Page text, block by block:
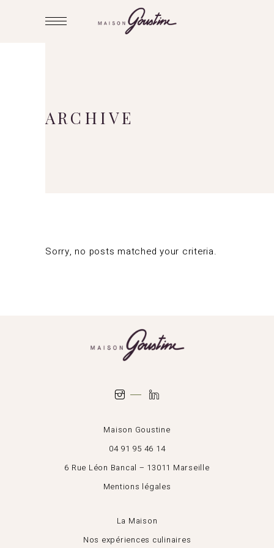
ARCHIVE
Sorry, no posts matched your criteria.
Maison Goustine
04 91 95 46 14
6 Rue Léon Bancal – 13011 Marseille
Mentions légales
La Maison
Nos expériences culinaires